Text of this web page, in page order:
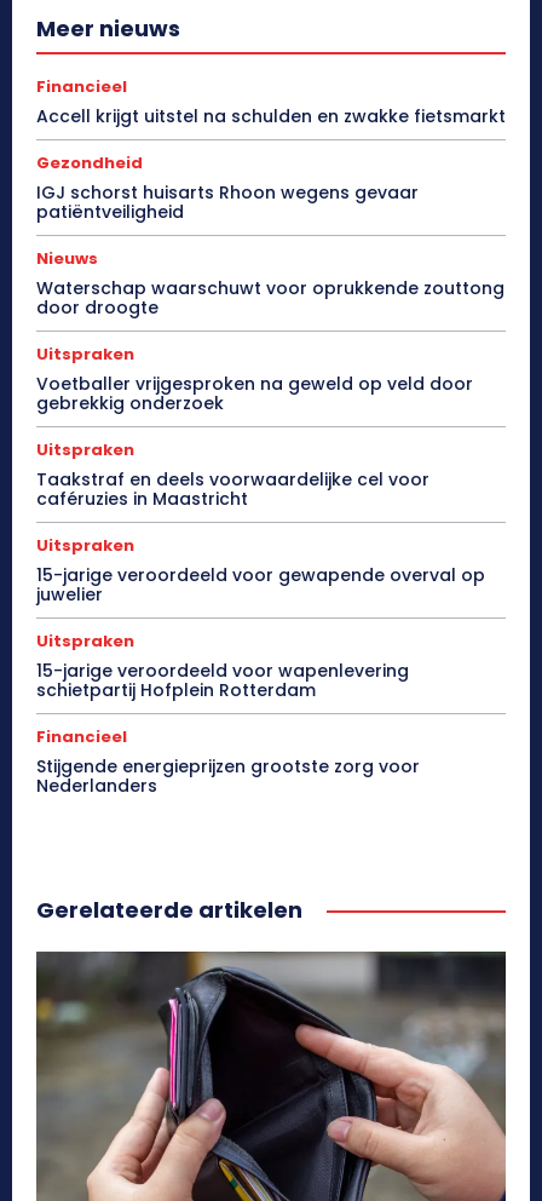
Meer nieuws
Financieel
Accell krijgt uitstel na schulden en zwakke fietsmarkt
Gezondheid
IGJ schorst huisarts Rhoon wegens gevaar
patiëntveiligheid
Nieuws
Waterschap waarschuwt voor oprukkende zouttong
door droogte
Uitspraken
Voetballer vrijgesproken na geweld op veld door
gebrekkig onderzoek
Uitspraken
Taakstraf en deels voorwaardelijke cel voor
caféruzies in Maastricht
Uitspraken
15-jarige veroordeeld voor gewapende overval op
juwelier
Uitspraken
15-jarige veroordeeld voor wapenlevering
schietpartij Hofplein Rotterdam
Financieel
Stijgende energieprijzen grootste zorg voor
Nederlanders
Gerelateerde artikelen